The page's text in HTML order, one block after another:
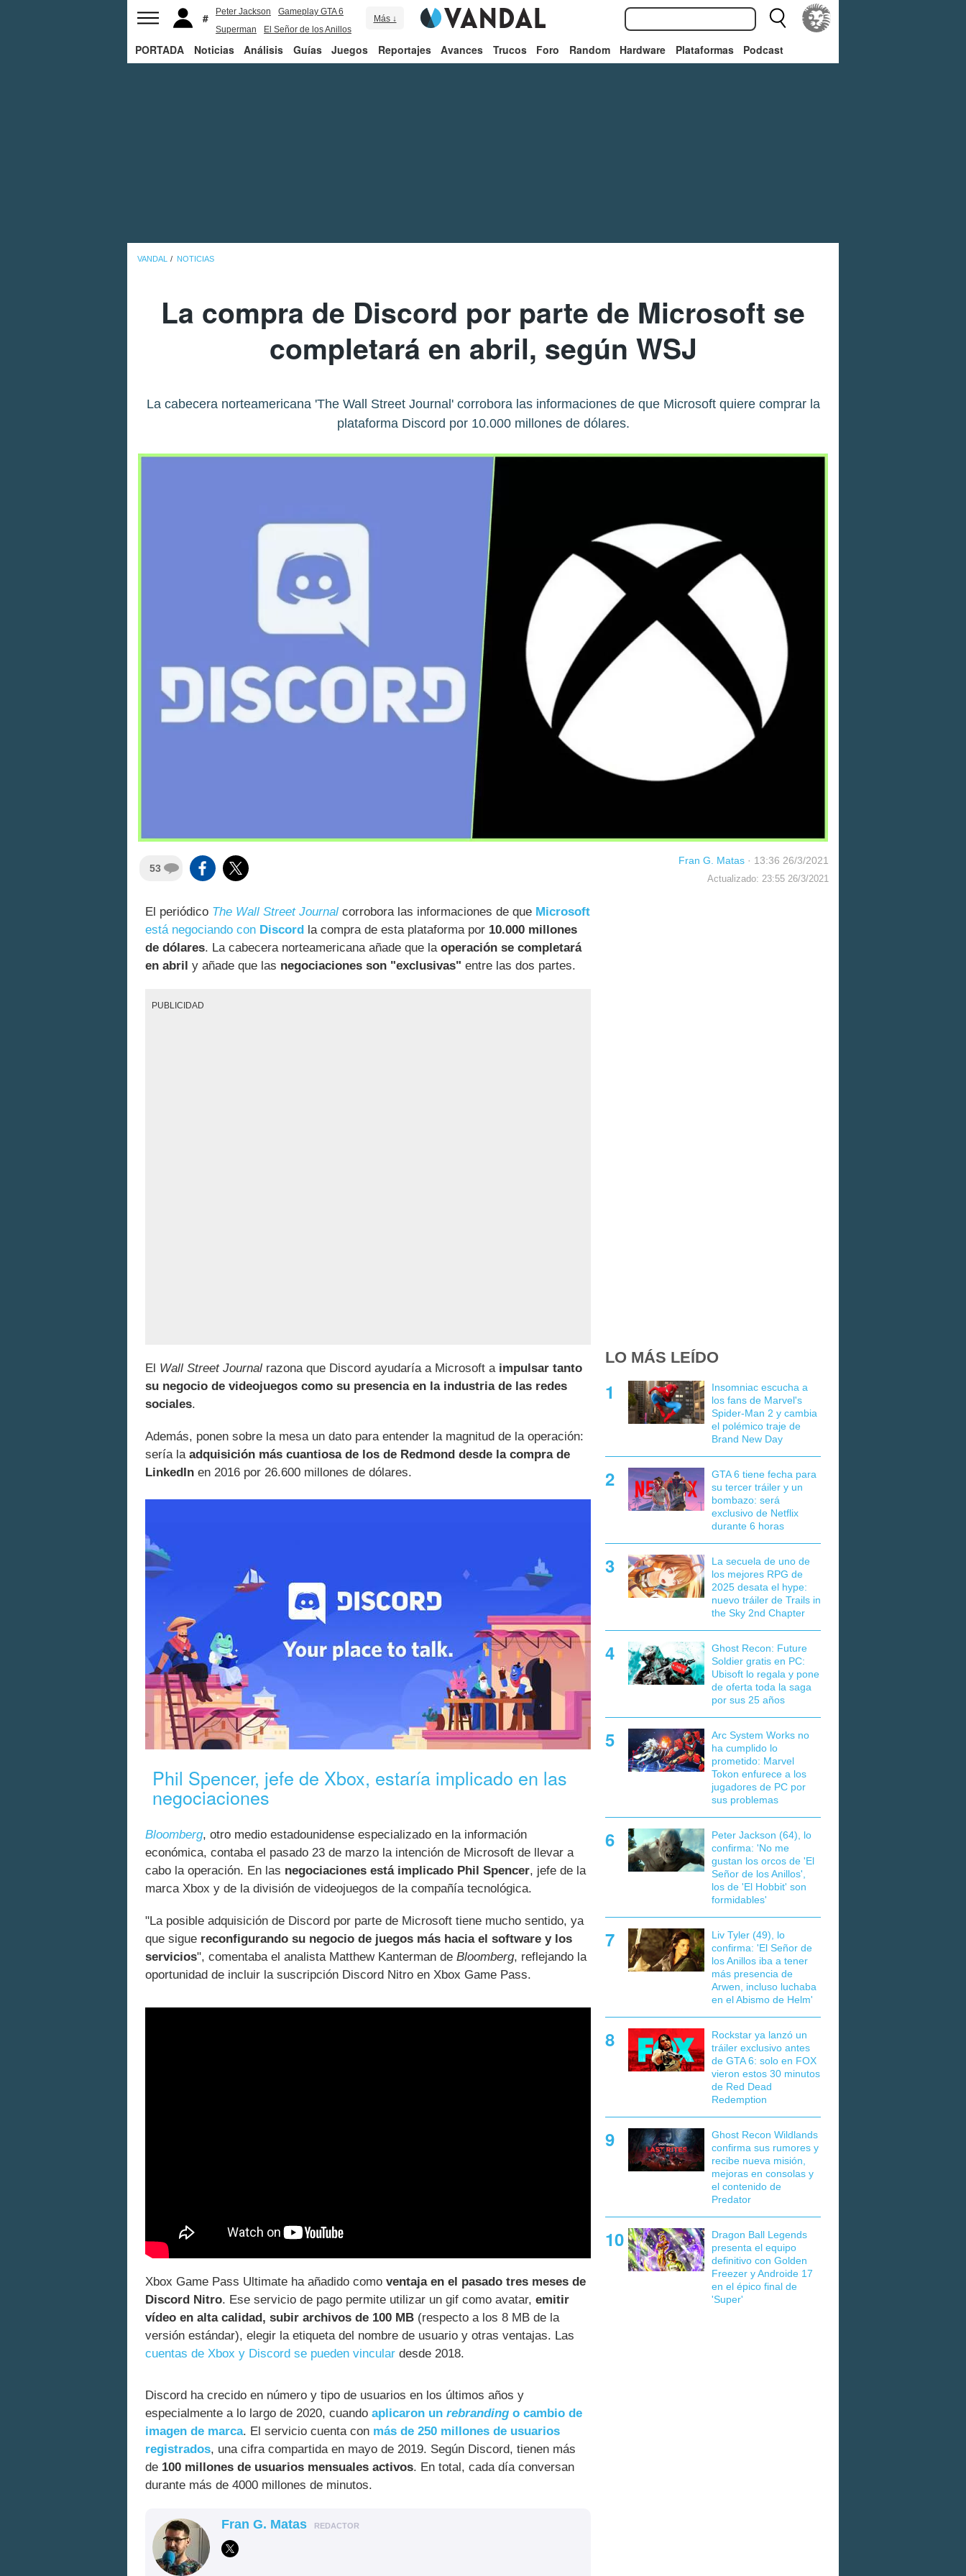
Peter Jackson
Gameplay GTA 6
Superman
El Señor de los Anillos
Más ↓
PORTADA Noticias Análisis Guías Juegos Reportajes Avances Trucos Foro Random Hardware Plataformas Podcast
VANDAL NOTICIAS
La compra de Discord por parte de Microsoft se
completará en abril, según WSJ
La cabecera norteamericana 'The Wall Street Journal' corrobora las informaciones de que Microsoft quiere comprar la
plataforma Discord por 10.000 millones de dólares.
53
Fran G. Matas · 13:36 26/3/2021
Actualizado: 23:55 26/3/2021
El periódico The Wall Street Journal corrobora las informaciones de que Microsoft
está negociando con Discord la compra de esta plataforma por 10.000 millones
de dólares. La cabecera norteamericana añade que la operación se completará
en abril y añade que las negociaciones son "exclusivas" entre las dos partes.
PUBLICIDAD
El Wall Street Journal razona que Discord ayudaría a Microsoft a impulsar tanto
su negocio de videojuegos como su presencia en la industria de las redes
sociales.
Además, ponen sobre la mesa un dato para entender la magnitud de la operación:
sería la adquisición más cuantiosa de los de Redmond desde la compra de
LinkedIn en 2016 por 26.600 millones de dólares.
Phil Spencer, jefe de Xbox, estaría implicado en las
negociaciones
Bloomberg, otro medio estadounidense especializado en la información
económica, contaba el pasado 23 de marzo la intención de Microsoft de llevar a
cabo la operación. En las negociaciones está implicado Phil Spencer, jefe de la
marca Xbox y de la división de videojuegos de la compañía tecnológica.
"La posible adquisición de Discord por parte de Microsoft tiene mucho sentido, ya
que sigue reconfigurando su negocio de juegos más hacia el software y los
servicios", comentaba el analista Matthew Kanterman de Bloomberg, reflejando la
oportunidad de incluir la suscripción Discord Nitro en Xbox Game Pass.
Xbox Game Pass Ultimate ha añadido como ventaja en el pasado tres meses de
Discord Nitro. Ese servicio de pago permite utilizar un gif como avatar, emitir
vídeo en alta calidad, subir archivos de 100 MB (respecto a los 8 MB de la
versión estándar), elegir la etiqueta del nombre de usuario y otras ventajas. Las
cuentas de Xbox y Discord se pueden vincular desde 2018.
Discord ha crecido en número y tipo de usuarios en los últimos años y
especialmente a lo largo de 2020, cuando aplicaron un rebranding o cambio de
imagen de marca. El servicio cuenta con más de 250 millones de usuarios
registrados, una cifra compartida en mayo de 2019. Según Discord, tienen más
de 100 millones de usuarios mensuales activos. En total, cada día conversan
durante más de 4000 millones de minutos.
Fran G. Matas REDACTOR
LO MÁS LEÍDO
Insomniac escucha a
los fans de Marvel's
Spider-Man 2 y cambia
el polémico traje de
Brand New Day
GTA 6 tiene fecha para
su tercer tráiler y un
bombazo: será
exclusivo de Netflix
durante 6 horas
La secuela de uno de
los mejores RPG de
2025 desata el hype:
nuevo tráiler de Trails in
the Sky 2nd Chapter
Ghost Recon: Future
Soldier gratis en PC:
Ubisoft lo regala y pone
de oferta toda la saga
por sus 25 años
Arc System Works no
ha cumplido lo
prometido: Marvel
Tokon enfurece a los
jugadores de PC por
sus problemas
Peter Jackson (64), lo
confirma: 'No me
gustan los orcos de 'El
Señor de los Anillos',
los de 'El Hobbit' son
formidables'
Liv Tyler (49), lo
confirma: 'El Señor de
los Anillos iba a tener
más presencia de
Arwen, incluso luchaba
en el Abismo de Helm'
Rockstar ya lanzó un
tráiler exclusivo antes
de GTA 6: solo en FOX
vieron estos 30 minutos
de Red Dead
Redemption
Ghost Recon Wildlands
confirma sus rumores y
recibe nueva misión,
mejoras en consolas y
el contenido de
Predator
Dragon Ball Legends
presenta el equipo
definitivo con Golden
Freezer y Androide 17
en el épico final de
'Super'